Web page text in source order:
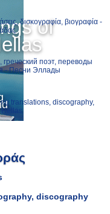
of
discography